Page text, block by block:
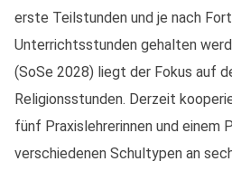
erste Teilstunden und je nach
Unterrichtsstunden gehalten
(SoSe 2028) liegt der Fokus auf
Religionsstunden. Derzeit
fünf Praxislehrerinnen und einem
verschiedenen Schultypen an